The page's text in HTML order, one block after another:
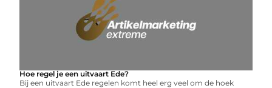
Hoe regel je een uitvaart Ede?
Bij een uitvaart Ede regelen komt heel erg veel om de hoek